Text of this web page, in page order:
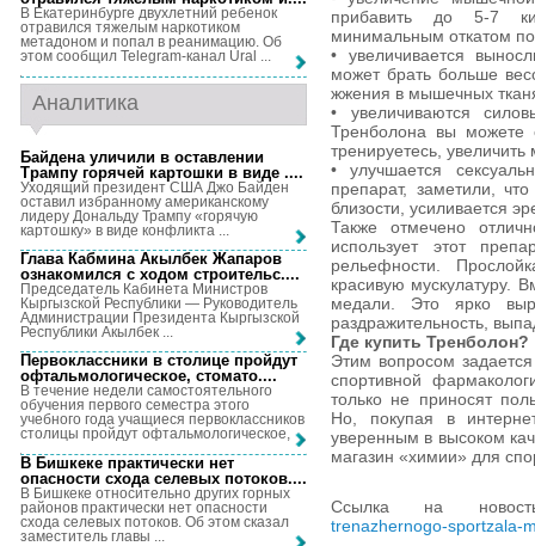
прибавить до 5-7
минимальным откатом
• увеличивается
может брать больше
жжения в мышечных
• увеличиваются
Тренболона вы можете
тренируетесь,
• улучшается
препарат, заметили,
близости, усиливается
Также отмечено
использует этот
рельефности.
красивую мускулатуру.
медали. Это ярко
раздражительность,
Где купить Тренболон?
Этим вопросом
спортивной
только не приносят
Но, покупая в
уверенным в высоком
магазин «химии» для
Ссылка на
trenazhernogo-sportzala-
В Екатеринбурге двухлетний ребенок
отравился тяжелым наркотиком
метадоном и попал в реанимацию. Об
этом сообщил Telegram-канал Ural ...
Аналитика
Байдена уличили в оставлении
Трампу горячей картошки в виде ....
Уходящий президент США Джо Байден
оставил избранному американскому
лидеру Дональду Трампу «горячую
картошку» в виде конфликта ...
Глава Кабмина Акылбек Жапаров
ознакомился с ходом строительс....
Председатель Кабинета Министров
Кыргызской Республики — Руководитель
Администрации Президента Кыргызской
Республики Акылбек ...
Первоклассники в столице пройдут
офтальмологическое, стомато....
В течение недели самостоятельного
обучения первого семестра этого
учебного года учащиеся первоклассников
столицы пройдут офтальмологическое, ...
В Бишкеке практически нет
опасности схода селевых потоков....
В Бишкеке относительно других горных
районов практически нет опасности
схода селевых потоков. Об этом сказал
заместитель главы ...